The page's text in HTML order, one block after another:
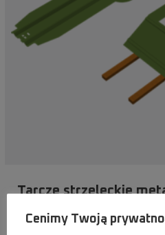
Tarcze strzeleckie
Metalowe figury bojowe mają na
Cenimy Twoją